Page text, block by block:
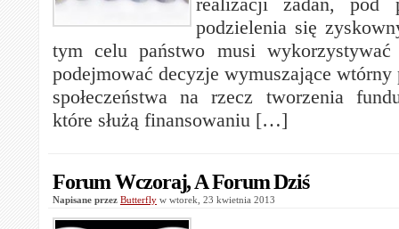
podzielenia się
tym celu państwo musi wykorzystywać
podejmować decyzje wymuszające wtórny
społeczeństwa na rzecz tworzenia
które służą finansowaniu […]
Forum Wczoraj, A Forum Dziś
Napisane przez Butterfly w wtorek, 23 kwietnia 2013